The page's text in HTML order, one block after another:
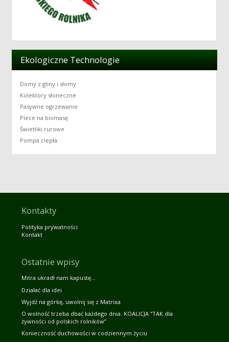
Ekologiczne Technologie
Domy z gliny i słomy
Kolektory słoneczne
Pasywne ogrzewanie
Piece na biomasę
Świetliki rurowe
Pompa ciepła
Kontakty
Polityka prywatności
Kontakt
Ostatnie wpisy
Mitra ukradł nam kapustę…
Działać dla idei
Wyjdź na górkę, uwolnij się z Matrixa
O wolność trzeba dbać każdego dnia. KOALICJA “TAK dla
żywności od polskich rolników”
Konieczność duchowości w codziennym życiu